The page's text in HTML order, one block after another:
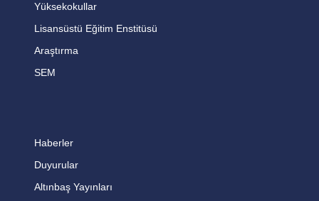
Yüksekokullar
Lisansüstü Eğitim Enstitüsü
Araştırma
SEM
Haberler
Duyurular
Altınbaş Yayınları